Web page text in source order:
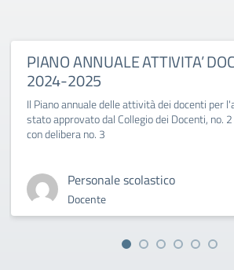
PIANO ANNUALE ATTIVITA’
2024-2025
Il Piano annuale delle attività dei docenti per
stato approvato dal Collegio dei Docenti, no.
con delibera no. 3
Personale scolastico
Docente